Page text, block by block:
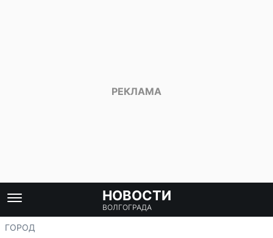
НОВОСТИ
ВОЛГОГРАДА
ГОРОД